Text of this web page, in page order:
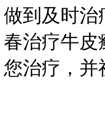
做到及时治
春治疗牛皮
您治疗，并